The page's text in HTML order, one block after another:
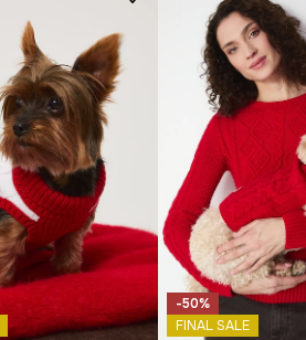
-50%
FINAL SALE